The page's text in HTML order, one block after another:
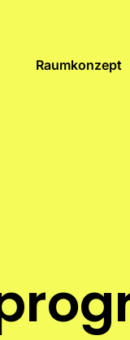
Raumkonzept